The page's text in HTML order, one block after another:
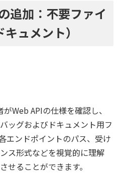
追加：不要ファイ
ュメント）
Web APIの仕様を確認し、
ッグおよびドキュメント用フ
エンドポイントのパス、受け
ス形式などを視覚的に理解
せることができます。